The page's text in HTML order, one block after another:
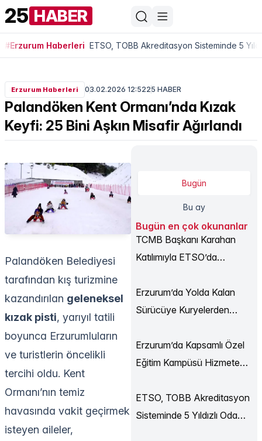
25 HABER
#Erzurum Haberleri ETSO, TOBB Akreditasyon Sisteminde 5
Erzurum Haberleri 03.02.2026 12:5225 HABER
Palandöken Kent Ormanı’nda Kızak
Keyfi: 25 Bini Aşkın Misafir Ağırlandı
Palandöken Belediyesi
tarafından kış turizmine
kazandırılan geleneksel
kızak pisti, yarıyıl tatili
boyunca Erzurumluların
ve turistlerin öncelikli
tercihi oldu. Kent
Ormanı’nın temiz
havasında vakit geçirmek
isteyen aileler,
Bugün
Bu ay
Bugün en çok okunanlar
TCMB Başkanı Karahan
Katılımıyla ETSO’da
Düzenlendi
Erzurum’da Yolda Kalan
Sürücüye Kuryelerden
Erzurum’da Kapsamlı Özel
Eğitim Kampüsü Hizmete
ETSO, TOBB Akreditasyon
Sisteminde 5 Yıldızlı Oda